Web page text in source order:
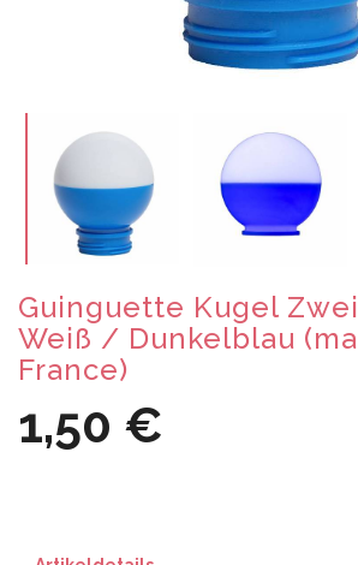
Guinguette Kugel
Weiß / Dunkelblau
France)
1,50 €